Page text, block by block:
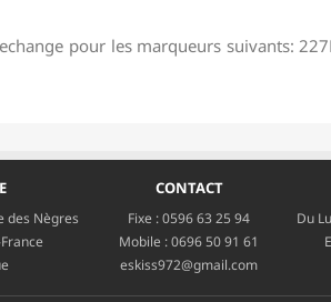
pour les marqueurs suivants:
des Nègres
CONTACT
Fixe :0596 63 25 94
Mobile :0696 50 91 61
eskiss972@gmail.com
Du